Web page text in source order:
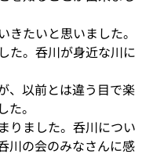
たいと思いました。
た。呑川が身近な川に
、以前とは違う目で楽
。
りました。呑川につい
川の会のみなさんに感